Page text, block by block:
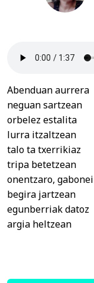
Abenduan aurrera
neguan sartzean
orbelez estalita
lurra itzaltzean
talo ta txerrikiaz
tripa betetzean
onentzaro, gabonei
begira jartzean
egunberriak datoz
argia heltzean